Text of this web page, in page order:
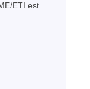
ETI est